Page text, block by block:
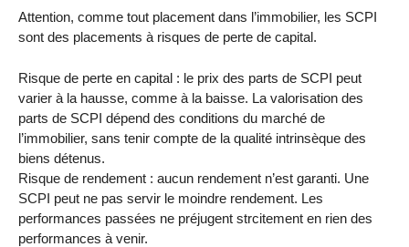
Attention, comme tout placement dans l’immobilier, les SCPI
sont des placements à risques de perte de capital.
Risque de perte en capital : le prix des parts de SCPI peut
varier à la hausse, comme à la baisse. La valorisation des
parts de SCPI dépend des conditions du marché de
l’immobilier, sans tenir compte de la qualité intrinsèque des
biens détenus.
Risque de rendement : aucun rendement n’est garanti. Une
SCPI peut ne pas servir le moindre rendement. Les
performances passées ne préjugent strcitement en rien des
performances à venir.